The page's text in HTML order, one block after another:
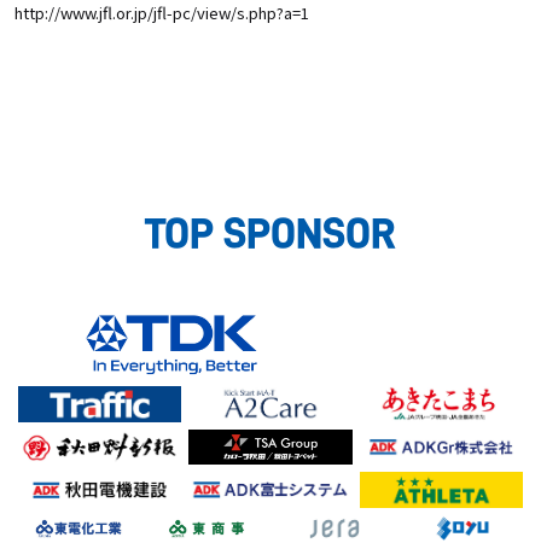
http://www.jfl.or.jp/jfl-pc/view/s.php?a=1
TOP SPONSOR